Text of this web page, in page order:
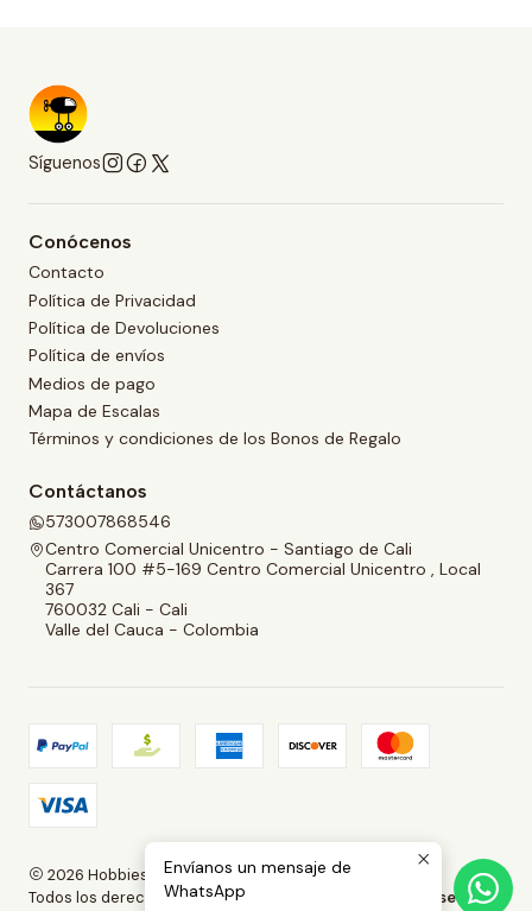
Síguenos
Conócenos
Contacto
Política de Privacidad
Política de Devoluciones
Política de envíos
Medios de pago
Mapa de Escalas
Términos y condiciones de los Bonos de Regalo
Contáctanos
573007868546
Centro Comercial Unicentro - Santiago de Cali
Carrera 100 #5-169 Centro Comercial Unicentro , Local
367
760032 Cali - Cali
Valle del Cauca - Colombia
2026 Hobbies and Collectibles.
Todos los derechos reservados.
Desarrollado por Jumpseller.
Envíanos un mensaje de
WhatsApp